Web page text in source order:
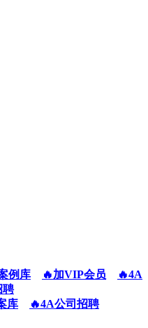
例库 🔥加VIP会员
🔥4A
聘
库 🔥4A公司招聘